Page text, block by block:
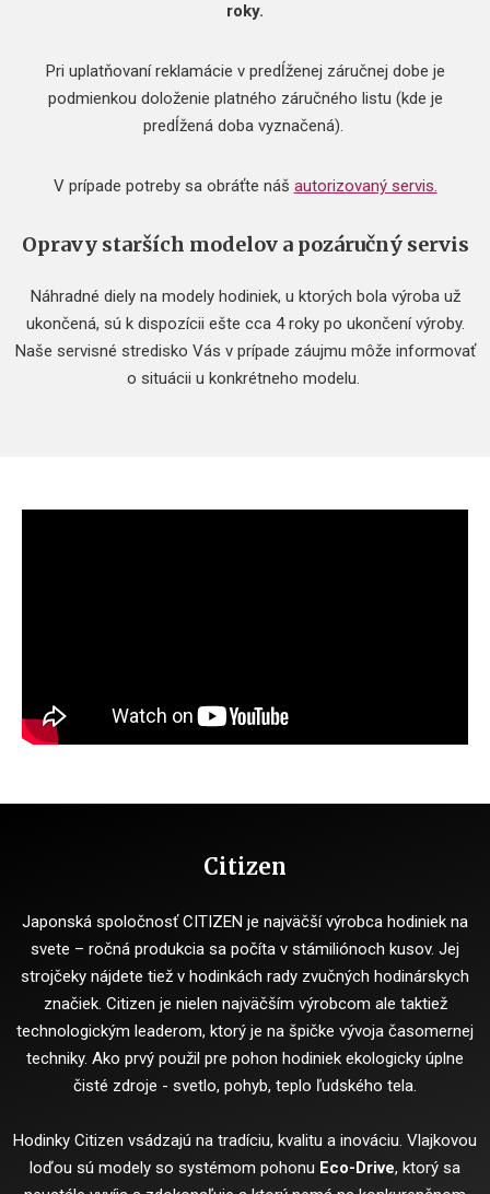
roky.
Pri uplatňovaní reklamácie v predĺženej záručnej dobe je
podmienkou doloženie platného záručného listu (kde je
predĺžená doba vyznačená).
V prípade potreby sa obráťte náš autorizovaný servis.
Opravy starších modelov a pozáručný servis
Náhradné diely na modely hodiniek, u ktorých bola výroba už
ukončená, sú k dispozícii ešte cca 4 roky po ukončení výroby.
Naše servisné stredisko Vás v prípade záujmu môže informovať
o situácii u konkrétneho modelu.
Citizen
Japonská spoločnosť CITIZEN je najväčší výrobca hodiniek na
svete – ročná produkcia sa počíta v stámiliónoch kusov. Jej
strojčeky nájdete tiež v hodinkách rady zvučných hodinárskych
značiek. Citizen je nielen najväčším výrobcom ale taktiež
technologickým leaderom, ktorý je na špičke vývoja časomernej
techniky. Ako prvý použil pre pohon hodiniek ekologicky úplne
čisté zdroje - svetlo, pohyb, teplo ľudského tela.
Hodinky Citizen vsádzajú na tradíciu, kvalitu a inováciu. Vlajkovou
loďou sú modely so systémom pohonu Eco-Drive, ktorý sa